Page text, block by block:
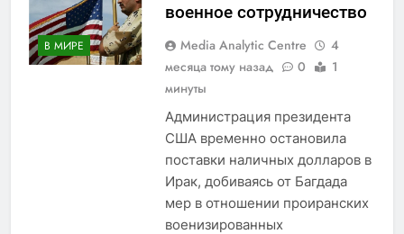
В МИРЕ
военное сотрудничество
Media Analytic Centre
4
месяца тому назад
0
1
минуты
Администрация президента
США временно остановила
поставки наличных долларов в
Ирак, добиваясь от Багдада
мер в отношении проиранских
военизированных